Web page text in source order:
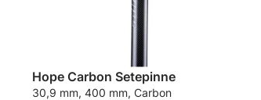
Hope Carbon Setepinne
30,9 mm, 400 mm, Carbon